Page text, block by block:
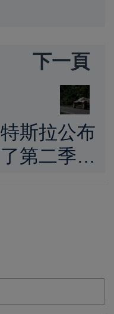
下一頁
特斯拉公布
了第二季的
減少交通事
故的進步